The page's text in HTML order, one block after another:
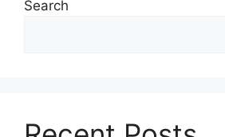
Search